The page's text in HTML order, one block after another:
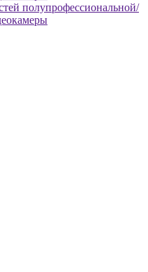
полупрофессиональной/